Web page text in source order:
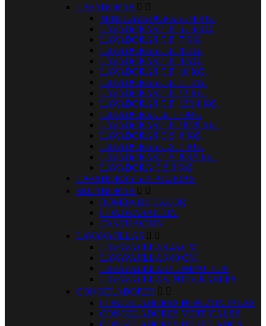
LAVADORAS  
MINI LAVADORAS 2/4 KG.
LAVADORAS C.F. 5 / 6 KG.
LAVADORAS C.F. 7 KG.
LAVADORAS C.F. 8 KG.
LAVADORAS C.F. 9 KG.
LAVADORAS C.F. 10 KG.
LAVADORAS C.F. 11 KG.
LAVADORAS C.F. 12 KG.
LAVADORAS C.F. 13/14 KG.
LAVADORA C.F. 17 KG.
LAVADORAS C.F. 18/20 KG.
LAVADORAS C.S. 6 KG.
LAVADORAS C.S. 7 KG.
LAVADORAS C.S. 8/8,5 KG.
LAVADORA C.S.9 KG.
LAVADORAS SECADORAS
SECADORAS  
BOMBA DE CALOR
CONDENSACION
EVACUACION
LAVAVAJILLAS  
LAVAVAJILLAS 45 CM.
LAVAVAJILLAS 60 CM.
LAVAVAJILLAS COMPACTOS
LAVAVAJILLAS INTEGRABLES
CONGELADORES  
CONGELADORES HORIZONTALES
CONGELADORES VERTICALES
CONGELADORES DE HELADOS